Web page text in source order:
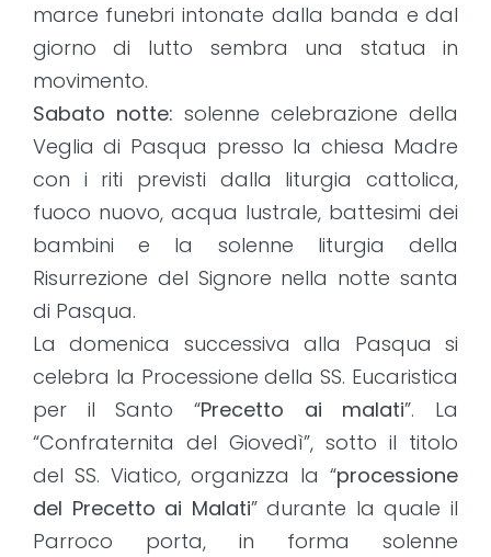
marce funebri intonate dalla banda e dal
giorno di lutto sembra una statua in
movimento.
Sabato notte: solenne celebrazione della
Veglia di Pasqua presso la chiesa Madre
con i riti previsti dalla liturgia cattolica,
fuoco nuovo, acqua lustrale, battesimi dei
bambini e la solenne liturgia della
Risurrezione del Signore nella notte santa
di Pasqua.
La domenica successiva alla Pasqua si
celebra la Processione della SS. Eucaristica
per il Santo “Precetto ai malati”. La
“Confraternita del Giovedì”, sotto il titolo
del SS. Viatico, organizza la “processione
del Precetto ai Malati” durante la quale il
Parroco porta, in forma solenne